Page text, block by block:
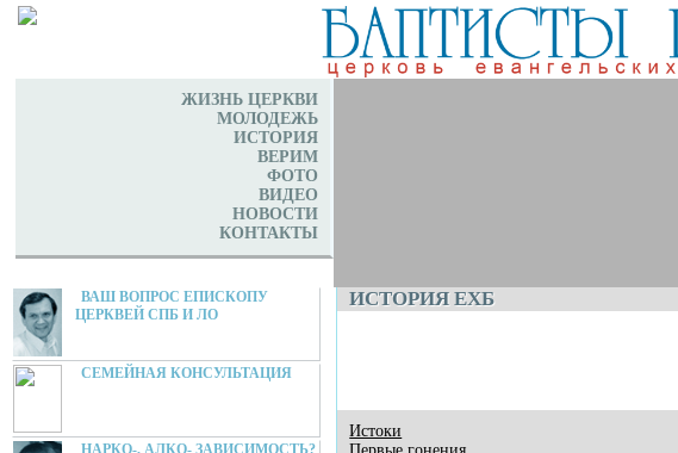
ЖИЗНЬ ЦЕРКВИ
МОЛОДЕЖЬ
ИСТОРИЯ
ВЕРИМ
ФОТО
ВИДЕО
НОВОСТИ
КОНТАКТЫ
ВАШ ВОПРОС ЕПИСКОПУ
ЦЕРКВЕЙ СПБ И ЛО
СЕМЕЙНАЯ КОНСУЛЬТАЦИЯ
ИСТОРИЯ ЕХБ
Истоки